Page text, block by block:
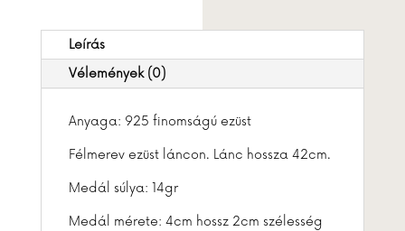
Leírás
Vélemények (0)
Anyaga: 925 finomságú ezüst
Félmerev ezüst láncon. Lánc hossza 42cm.
Medál súlya: 14gr
Medál mérete: 4cm hossz 2cm szélesség